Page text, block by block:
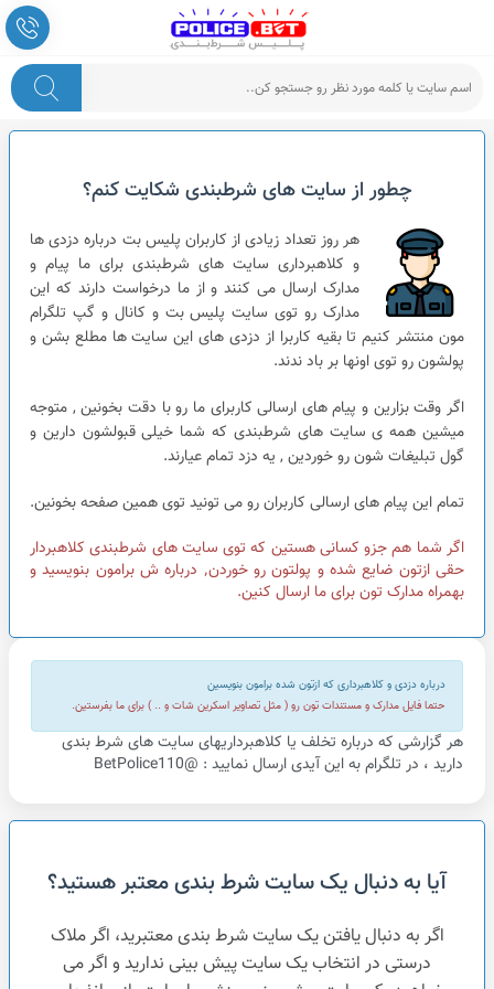
چطور از سایت های شرطبندی شکایت کنم؟
هر روز تعداد زیادی از کاربران پلیس بت درباره دزدی ها
و کلاهبرداری سایت های شرطبندی برای ما پیام و
مدارک ارسال می کنند و از ما درخواست دارند که این
مدارک رو توی سایت پلیس بت و کانال و گپ تلگرام
مون منتشر کنیم تا بقیه کاربرا از دزدی های این سایت ها مطلع بشن و
پولشون رو توی اونها بر باد ندند.
اگر وقت بزارین و پیام های ارسالی کاربرای ما رو با دقت بخونین , متوجه
میشین همه ی سایت های شرطبندی که شما خیلی قبولشون دارین و
گول تبلیغات شون رو خوردین , یه دزد تمام عیارند.
تمام این پیام های ارسالی کاربران رو می تونید توی همین صفحه بخونین.
اگر شما هم جزو کسانی هستین که توی سایت های شرطبندی کلاهبردار
حقی ازتون ضایع شده و پولتون رو خوردن٬ درباره ش برامون بنویسید و
بهمراه مدارک تون برای ما ارسال کنین.
درباره دزدی و کلاهبرداری که ازتون شده برامون بنویسین
حتما فایل مدارک و مستندات تون رو ( مثل تصاویر اسکرین شات و .. ) برای ما بفرستین.
هر گزارشی که درباره تخلف یا کلاهبرداریهای سایت های شرط بندی
دارید ، در تلگرام به این آیدی ارسال نمایید : @BetPolice110
آیا به دنبال یک سایت شرط بندی معتبر هستید؟
اگر به دنبال یافتن یک سایت شرط بندی معتبرید، اگر ملاک
درستی در انتخاب یک سایت پیش بینی ندارید و اگر می